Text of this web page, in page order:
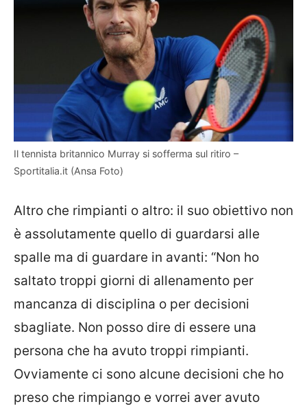
Il tennista britannico Murray si sofferma sul ritiro –
Sportitalia.it (Ansa Foto)
Altro che rimpianti o altro: il suo obiettivo non
è assolutamente quello di guardarsi alle
spalle ma di guardare in avanti: “Non ho
saltato troppi giorni di allenamento per
mancanza di disciplina o per decisioni
sbagliate. Non posso dire di essere una
persona che ha avuto troppi rimpianti.
Ovviamente ci sono alcune decisioni che ho
preso che rimpiango e vorrei aver avuto